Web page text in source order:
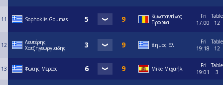
11 Sophoklis Goumas
Κωνσταντίνος
Προφκα
Fri
17:00
Table
12
12
Λευτέρης
Χατζηγεωργιαδης
Δημος Ελ
Fri
19:18
Table
12
13 Φωτης Μερεος Mike Μιχαήλ
Fri
19:01
Table
3